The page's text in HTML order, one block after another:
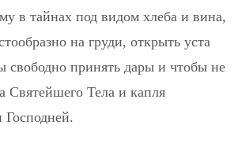
в тайнах под видом хлеба и вина,
на груди, открыть уста
свободно принять дары и чтобы не
Святейшего Тела и капля